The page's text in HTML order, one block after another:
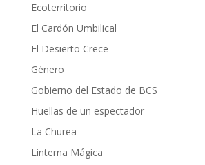
Ecoterritorio
El Cardón Umbilical
El Desierto Crece
Género
Gobierno del Estado de BCS
Huellas de un espectador
La Churea
Linterna Mágica